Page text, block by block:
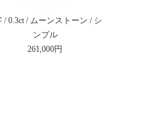
/ 0.3ct / ムーンストーン / シ
ンプル
261,000円